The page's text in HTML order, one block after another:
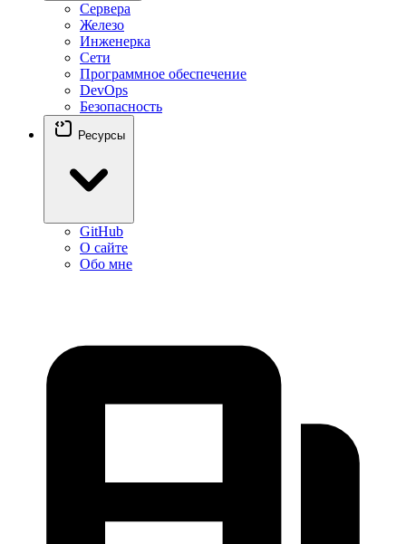
Сервера
Железо
Инженерка
Сети
Программное обеспечение
DevOps
Безопасность
Ресурсы
GitHub
О сайте
Обо мне